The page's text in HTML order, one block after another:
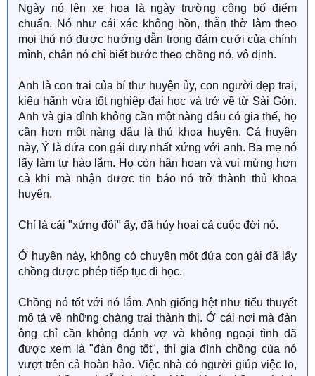
Ngày nó lên xe hoa là ngày trường công bố điểm
chuẩn. Nó như cái xác không hồn, thẫn thờ làm theo
mọi thứ nó được hướng dẫn trong đám cưới của chính
mình, chân nó chỉ biết bước theo chồng nó, vô định.
Anh là con trai của bí thư huyện ủy, con người đẹp trai,
kiêu hãnh vừa tốt nghiệp đại học và trở về từ Sài Gòn.
Anh và gia đình không cần một nàng dâu có gia thế, họ
cần hơn một nàng dâu là thủ khoa huyện. Cả huyện
này, Ý là đứa con gái duy nhất xứng với anh. Ba mẹ nó
lấy làm tự hào lắm. Họ còn hân hoan và vui mừng hơn
cả khi mà nhận được tin báo nó trở thành thủ khoa
huyện.
Chỉ là cái "xứng đôi" ấy, đã hủy hoại cả cuộc đời nó.
Ở huyện này, không có chuyện một đứa con gái đã lấy
chồng được phép tiếp tục đi học.
Chồng nó tốt với nó lắm. Anh giống hệt như tiểu thuyết
mô tả về những chàng trai thành thị. Ở cái nơi mà đàn
ông chỉ cần không đánh vợ và không ngoại tình đã
được xem là "đàn ông tốt", thì gia đình chồng của nó
vượt trên cả hoàn hảo. Việc nhà có người giúp việc lo,